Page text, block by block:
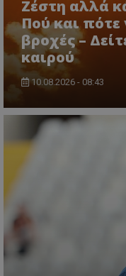
Ζέστη αλλά
Πού και πότε
βροχές –
καιρού
10.08.2026 - 08:43